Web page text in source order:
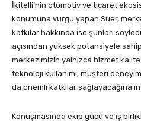
İkitelli’nin otomotiv ve ticaret
konumuna vurgu yapan Süer,
katkılar hakkında ise şunları
açısından yüksek potansiyele
merkezimizin yalnızca hizmet
teknoloji kullanımı, müşteri
da önemli katkılar sağlayacağına
Konuşmasında ekip gücü ve iş